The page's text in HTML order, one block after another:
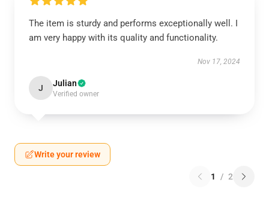
The item is sturdy and performs exceptionally well. I
am very happy with its quality and functionality.
Nov 17, 2024
J Julian
Verified owner
Write your review
1 / 2